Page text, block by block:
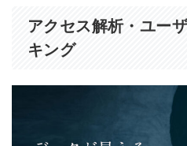
アクセス解析・ユー
キング